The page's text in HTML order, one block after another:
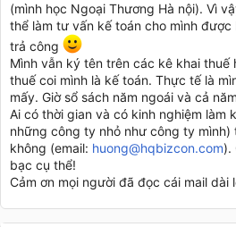
(mình học Ngoại Thương Hà nội). Vì
thể làm tư vấn kế toán cho mình
trả công
Mình vẫn ký tên trên các kê khai thuế
thuế coi mình là kế toán. Thực tế là
mấy. Giờ sổ sách năm ngoái và cả
Ai có thời gian và có kinh nghiệm làm
những công ty nhỏ như công ty mình)
không (email: huong@hqbizcon.com).
bạc cụ thể!
Cảm ơn mọi người đã đọc cái mail dài